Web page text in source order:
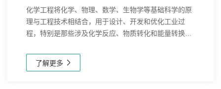
化学工程将化学、物理、数学、生物学等基础科学的原
理与工程技术相结合，用于设计、开发和优化工业过
程，特别是那些涉及化学反应、物质转化和能量转换的
油、制药、食品、材料、环境工程等。新芝生物在化学
工程...
了解更多